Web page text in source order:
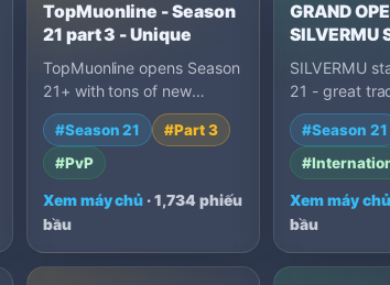
TopMuonline - Season
21 part 3 - Unique
TopMuonline opens Season
21+ with tons of new
features and pure play-to-
win action. Hunt and wi…
#Season 21
#Part 3
#PvP
Xem máy chủ · 1,734 phiếu
bầu
GRAND
SILVERMU
SILVERMU
21 - great
market -
balanced
#Season 21
Xem máy chủ
bầu